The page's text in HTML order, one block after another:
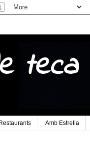
teca
Restaurants Amb Estrella